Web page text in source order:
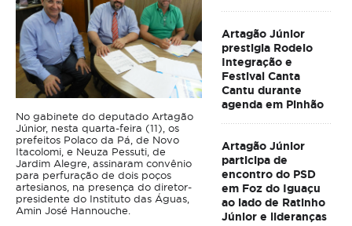
No gabinete do deputado Artagão
Júnior, nesta quarta-feira (11), os
prefeitos Polaco da Pá, de Novo
Itacolomi, e Neuza Pessuti, de
Jardim Alegre, assinaram convênio
para perfuração de dois poços
artesianos, na presença do diretor-
presidente do Instituto das Águas,
Amin José Hannouche.
Artagão Júnior
prestigia Rodeio
Integração e
Festival Canta
Cantu durante
agenda em Pinhão
Artagão Júnior
participa de
encontro do PSD
em Foz do Iguaçu
ao lado de Ratinho
Júnior e lideranças